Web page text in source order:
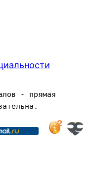
- прямая